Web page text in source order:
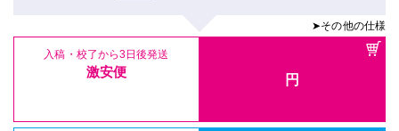
➤その他の仕様
入稿・校了から3日後発送
激安便 円